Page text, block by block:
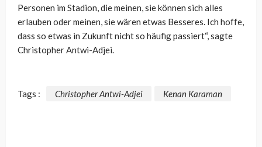
Personen im Stadion, die meinen, sie können sich alles
erlauben oder meinen, sie wären etwas Besseres. Ich hoffe,
dass so etwas in Zukunft nicht so häufig passiert“, sagte
Christopher Antwi-Adjei.
Tags : Christopher Antwi-Adjei Kenan Karaman